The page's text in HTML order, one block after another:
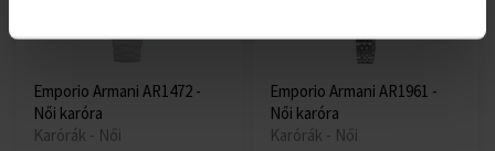
Emporio Armani AR1472 -
Női karóra
Karórák - Női
Emporio Armani AR1961 -
Női karóra
Karórák - Női